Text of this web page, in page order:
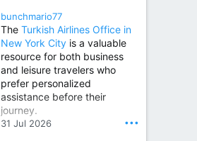
improved joint function,
helping patients return to an
active and comfortable
lifestyle.
Orthopedic Surgeon in Kondapur | Best Orthopedic Doctor in Kondapur | Dr. M. Ranganath Reddy
Consult Dr. M. Ranganath
Reddy, the best...
bunchmario77
The Turkish Airlines Office in
New York City is a valuable
resource for both business
and leisure travelers who
prefer personalized
assistance before their
journey.
31 Jul 2026 •••